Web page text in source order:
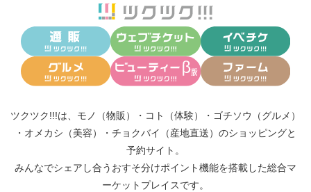
私は、現在保育士としても勤務しています。
子どもたちと関わる中で学んだことは、人は「認め
られた時」に、安心してのびのびと表現できるとい
「それ、いいね」
「やってみたんだね」
その一言で、子どもたちの表情は大きく変わりま
ツクツク!!!は、 モノ（物販） ・ コト（体験） ・ ゴチソウ（グルメ）
・ オメカシ（美容） ・ チョクバイ（産地直送） のショッピングと
予約サイト。
みんなでシェアし合う おすそ分けポイント機能を搭載した総合マ
ーケットプレイスです。